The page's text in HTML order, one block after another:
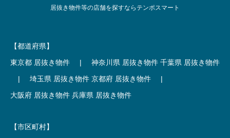
居抜き物件等の店舗を探すならテンポスマート
【都道府県】
東京都 居抜き物件
| 神奈川県 居抜き物件 千葉県 居抜き物件
|
埼玉県 居抜き物件 京都府 居抜き物件
|
大阪府 居抜き物件 兵庫県 居抜き物件
【市区町村】